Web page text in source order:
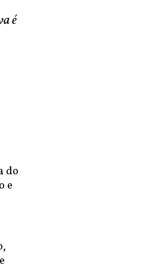
é
do
e